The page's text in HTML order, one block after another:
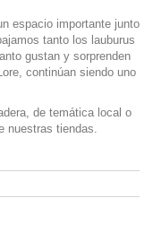
espacio importante junto
tanto los lauburus
gustan y sorprenden
continúan siendo uno
de temática local o
nuestras tiendas.